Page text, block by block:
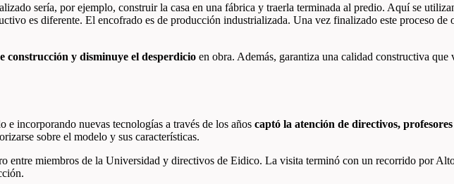
sería, por ejemplo, construir la casa en una fábrica y traerla terminada al predio. Aquí se
es diferente. El encofrado es de producción industrializada. Una vez finalizado este proceso de
construcción y disminuye el desperdicio en obra. Además, garantiza una calidad constructiva
incorporando nuevas tecnologías a través de los años captó la atención de directivos,
sobre el modelo y sus características.
entre miembros de la Universidad y directivos de Eidico. La visita terminó con un recorrido por